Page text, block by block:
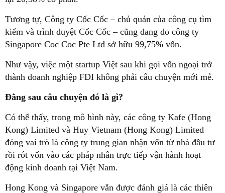
Tương tự, Công ty Cốc Cốc – chủ quản của công cụ tìm
kiếm và trình duyệt Cốc Cốc – cũng đang do công ty
Singapore Coc Coc Pte Ltd sở hữu 99,75% vốn.
Như vậy, việc một startup Việt sau khi gọi vốn ngoại trở
thành doanh nghiệp FDI không phải câu chuyện mới mẻ.
Đằng sau câu chuyện đó là gì?
Có thể thấy, trong mô hình này, các công ty Kafe (Hong
Kong) Limited và Huy Vietnam (Hong Kong) Limited
đóng vai trò là công ty trung gian nhận vốn từ nhà đầu tư
rồi rót vốn vào các pháp nhân trực tiếp vận hành hoạt
động kinh doanh tại Việt Nam.
Hong Kong và Singapore vẫn được đánh giá là các thiên